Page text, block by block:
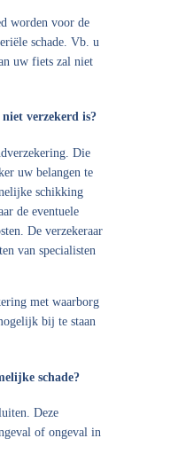
worden voor de
schade. Vb. u
uw fiets zal niet
verzekerd is?
Die
uw belangen te
schikking
de eventuele
De verzekeraar
van specialisten
met waarborg
bij te staan
schade?
Deze
of ongeval in